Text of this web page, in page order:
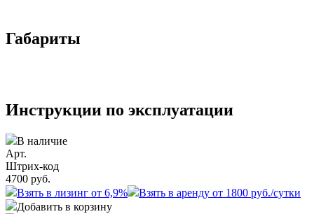
Габариты
Инструкции по эксплуатации
В наличие
Арт.
Штрих-код
4700 руб.
Взять в лизинг от 6,9%
Взять в аренду от 1800 руб./сутки
Добавить в корзину